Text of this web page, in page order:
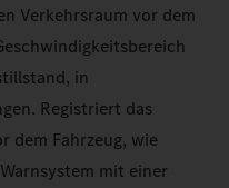
Verkehrsraum vor dem
in
Registriert das
dem Fahrzeug, wie
mit einer